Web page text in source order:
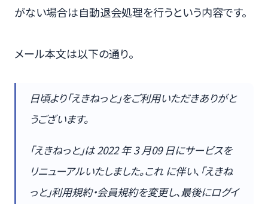
がない場合は自動退会処理を行うという内容です。
メール本文は以下の通り。
日頃より「えきねっと」をご利用いただきありがと
うございます。
「えきねっと」は 2022 年 3 月09 日にサービスを
リニューアルいたしました。これ に伴い、「えきね
っと」利用規約・会員規約を変更し、最後にログイ